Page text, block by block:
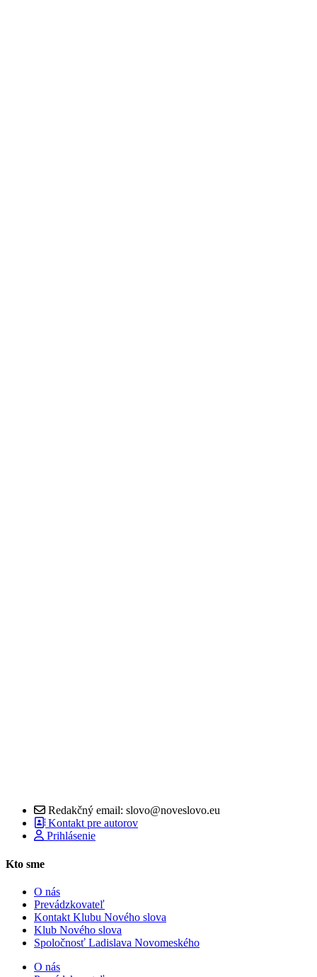
Redakčný email: slovo@noveslovo.eu
Kontakt pre autorov
Prihlásenie
Kto sme
O nás
Prevádzkovateľ
Kontakt Klubu Nového slova
Klub Nového slova
Spoločnosť Ladislava Novomeského
O nás